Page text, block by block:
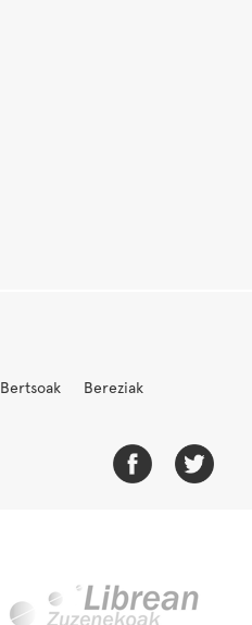
Bertsoak
Bereziak